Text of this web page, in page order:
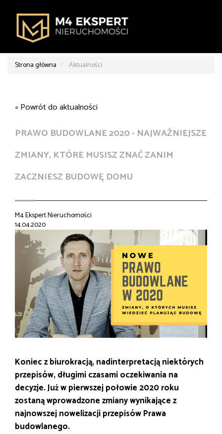
Strona główna Aktualności
« Powrót do aktualności
PRAWO BUDOWLANE 2020 - NAJWAŻNIEJSZE
ZMIANY, KTÓRE MUSISZ ZNAĆ ZANIM
ZACZNIESZ BUDOWĘ DOMU
M4 Ekspert Nieruchomości
14.04.2020
Koniec z biurokracją, nadinterpretacją niektórych
przepisów, długimi czasami oczekiwania na
decyzje. Już w pierwszej połowie 2020 roku
zostaną wprowadzone zmiany wynikające z
najnowszej nowelizacji przepisów Prawa
budowlanego.